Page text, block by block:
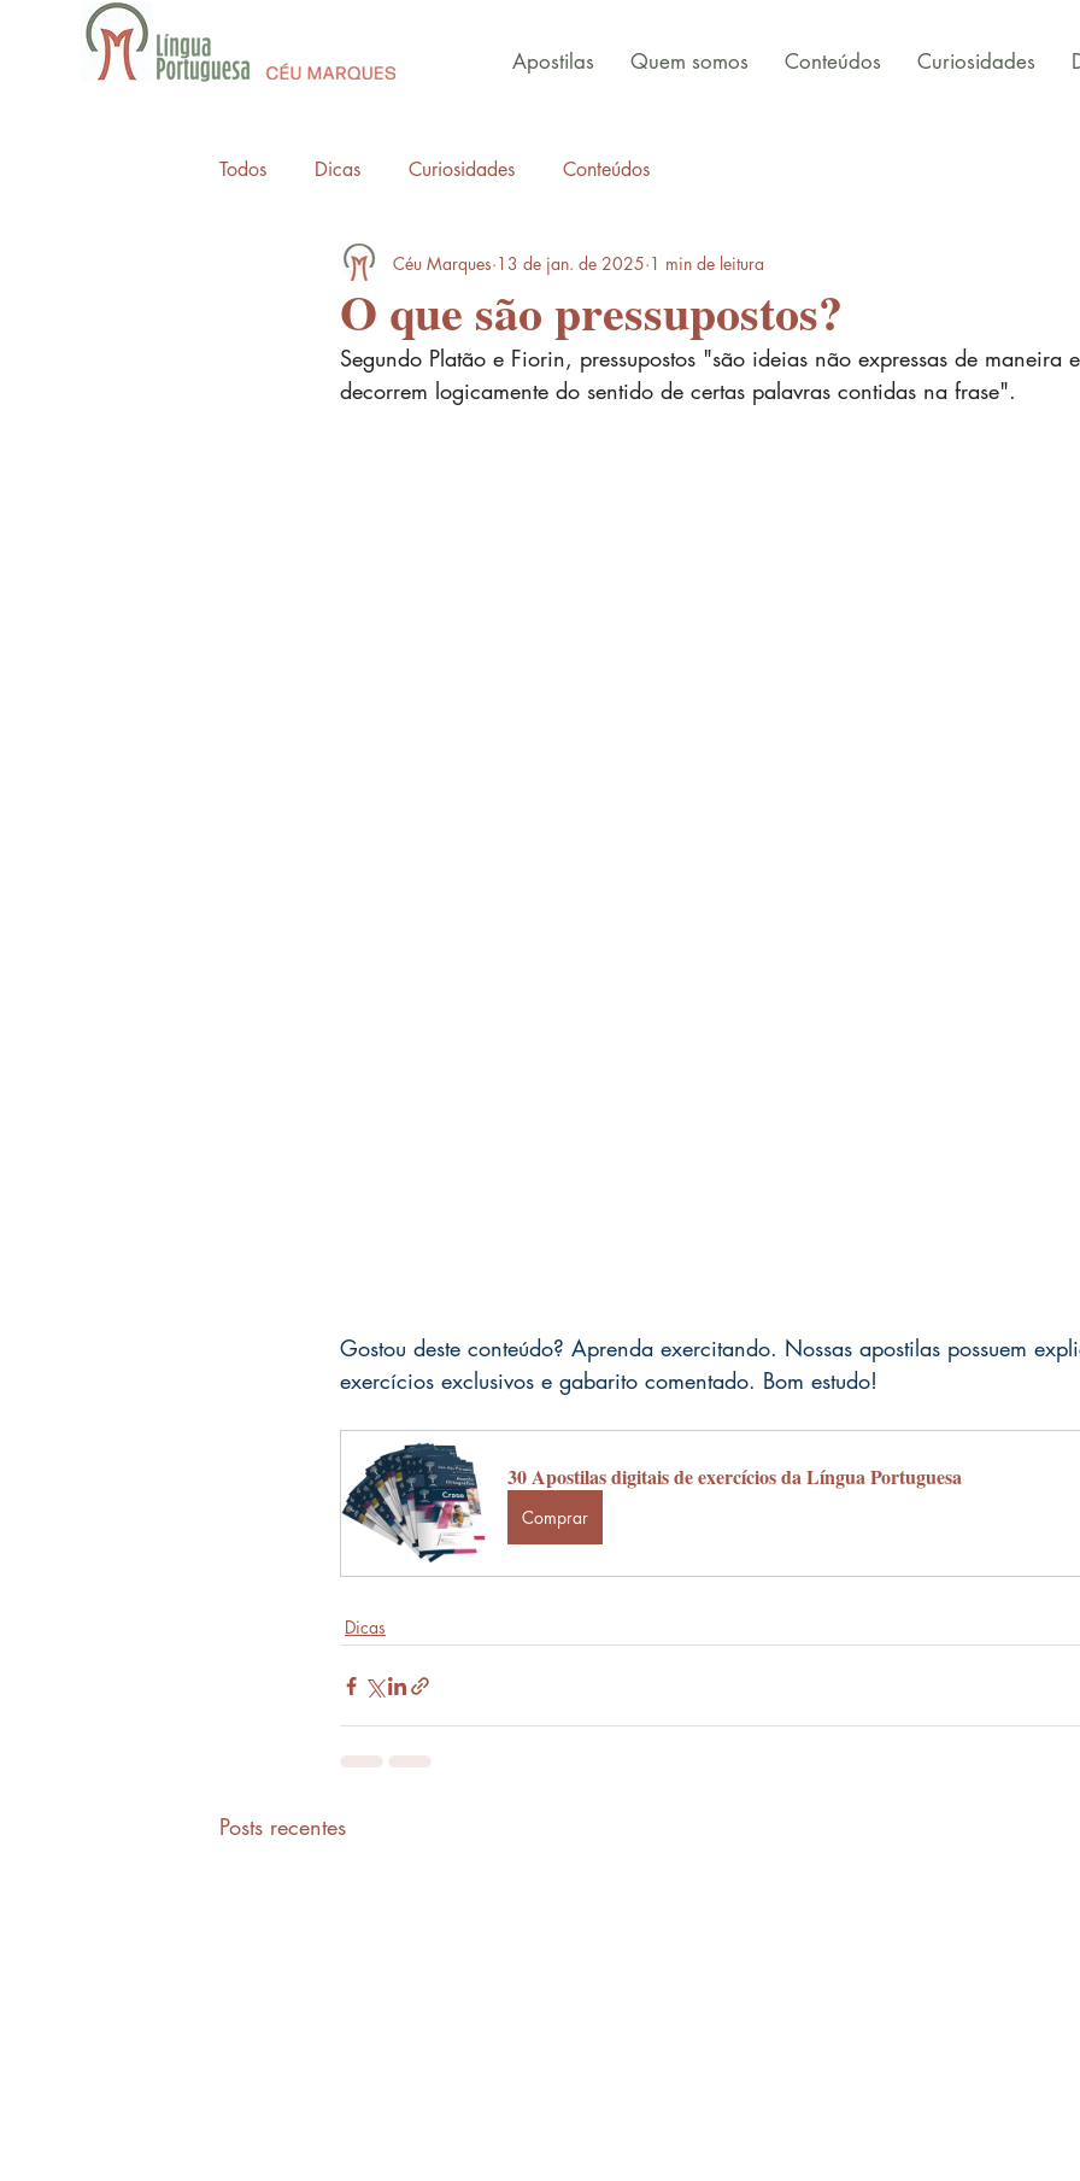
Apostilas Quem somos Conteúdos Curiosidades
Todos Dicas Curiosidades Conteúdos
O que são pressupostos?
Céu Marques 13 de jan. de 2025 1 min de leitura
Segundo Platão e Fiorin, pressupostos "são ideias não expressas de maneira
decorrem logicamente do sentido de certas palavras contidas na frase".
Gostou deste conteúdo? Aprenda exercitando. Nossas apostilas possuem
exercícios exclusivos e gabarito comentado. Bom estudo!
30 Apostilas digitais de exercícios da Língua Portuguesa
Comprar
Dicas
Posts recentes